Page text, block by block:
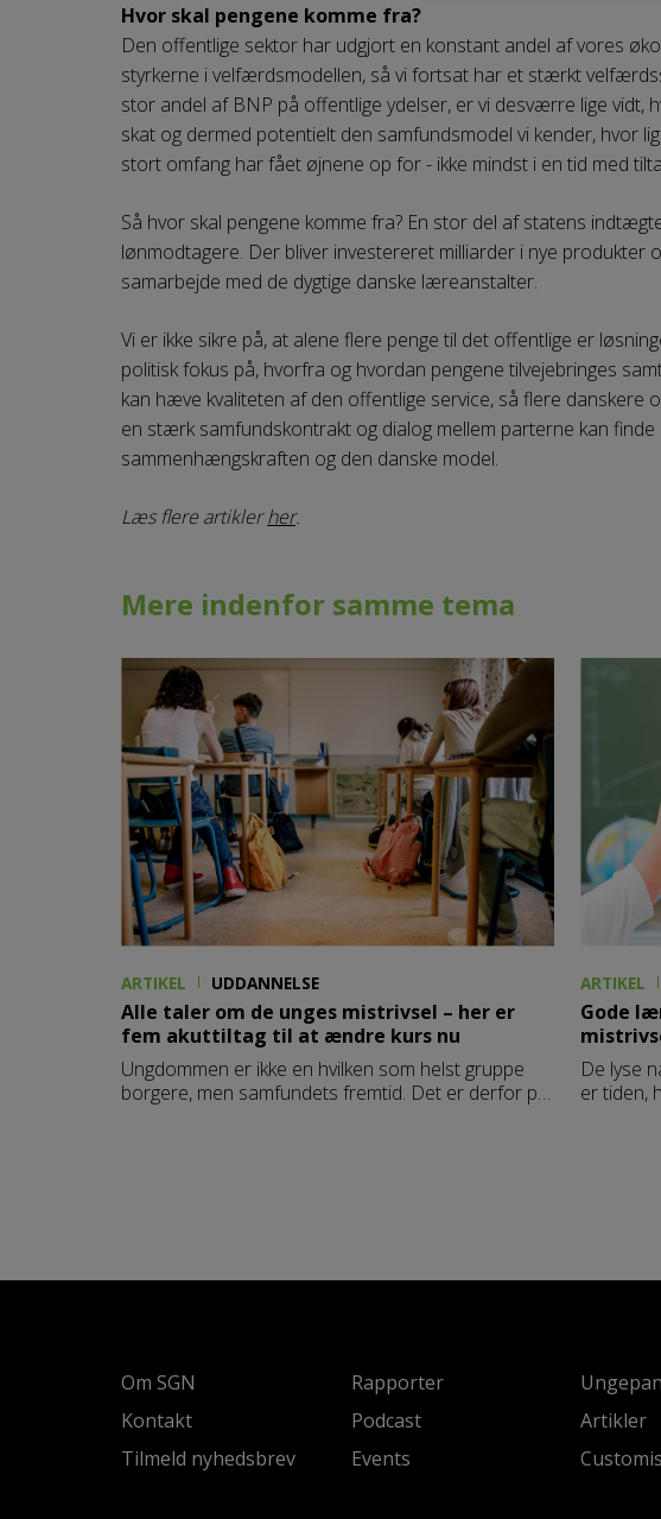
Hvor skal pengene komme fra?
Den offentlige sektor har udgjort en konstant andel af vores
styrkerne i velfærdsmodellen, så vi fortsat har et stærkt
stor andel af BNP på offentlige ydelser, er vi desværre lige vidt,
skat og dermed potentielt den samfundsmodel vi kender, hvor
stort omfang har fået øjnene op for - ikke mindst i en tid med
Så hvor skal pengene komme fra? En stor del af statens
lønmodtagere. Der bliver investereret milliarder i nye
samarbejde med de dygtige danske læreanstalter.
Vi er ikke sikre på, at alene flere penge til det offentlige er
politisk fokus på, hvorfra og hvordan pengene tilvejebringes
kan hæve kvaliteten af den offentlige service, så flere
en stærk samfundskontrakt og dialog mellem parterne kan
sammenhængskraften og den danske model.
Læs flere artiklerher.
Mere indenfor samme tema
ARTIKEL UDDANNELSE
Alle taler om de unges mistrivsel – her er
fem akuttiltag til at ændre kurs nu
Ungdommen er ikke en hvilken som helst gruppe
borgere, men samfundets fremtid. Det er derfor på
ARTIKEL
Gode
De lyse
er tiden,
Om SGN
Kontakt
Tilmeld nyhedsbrev
Rapporter
Podcast
Events
Artikler